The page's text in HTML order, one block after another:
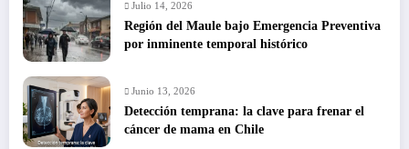
Julio 14, 2026
Región del Maule bajo Emergencia Preventiva
por inminente temporal histórico
Junio 13, 2026
Detección temprana: la clave para frenar el
cáncer de mama en Chile